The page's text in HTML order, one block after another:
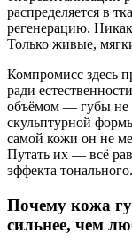
распределяется в
регенерацию.
Только живые,
Компромисс здесь
ради
объёмом — губы не
скульптурной
самой кожи он не
Путать их — всё
эффекта тонального.
Почему кожа
сильнее, чем